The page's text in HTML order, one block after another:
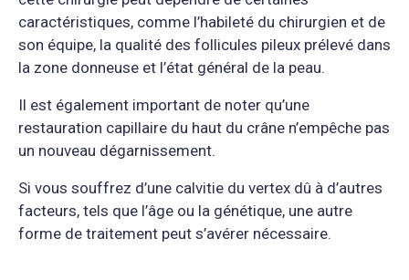
caractéristiques, comme l’habileté du chirurgien et de
son équipe, la qualité des follicules pileux prélevé dans
la zone donneuse et l’état général de la peau.
Il est également important de noter qu’une
restauration capillaire du haut du crâne n’empêche pas
un nouveau dégarnissement.
Si vous souffrez d’une calvitie du vertex dû à d’autres
facteurs, tels que l’âge ou la génétique, une autre
forme de traitement peut s’avérer nécessaire.